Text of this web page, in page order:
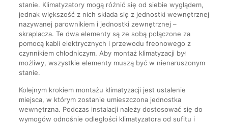
stanie. Klimatyzatory mogą różnić się od siebie wyglądem,
jednak większość z nich składa się z jednostki wewnętrznej
nazywanej parownikiem i jednostki zewnętrznej –
skraplacza. Te dwa elementy są ze sobą połączone za
pomocą kabli elektrycznych i przewodu freonowego z
czynnikiem chłodniczym. Aby montaż klimatyzacji był
możliwy, wszystkie elementy muszą być w nienaruszonym
stanie.
Kolejnym krokiem montażu klimatyzacji jest ustalenie
miejsca, w którym zostanie umieszczona jednostka
wewnętrzna. Podczas instalacji należy dostosować się do
wymogów odnośnie odległości klimatyzatora od sufitu i